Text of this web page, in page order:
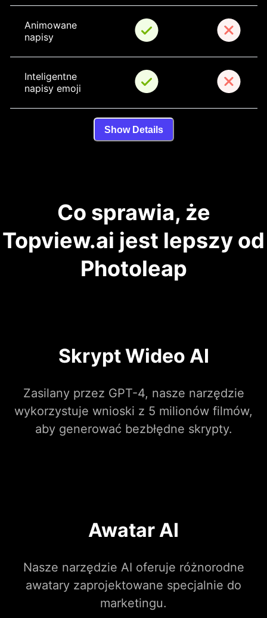
Animowane
napisy
Inteligentne
napisy emoji
Show Details
Co sprawia, że
Topview.ai jest lepszy od
Photoleap
Skrypt Wideo AI
Zasilany przez GPT-4, nasze narzędzie
wykorzystuje wnioski z 5 milionów filmów,
aby generować bezbłędne skrypty.
Awatar AI
Nasze narzędzie AI oferuje różnorodne
awatary zaprojektowane specjalnie do
marketingu.